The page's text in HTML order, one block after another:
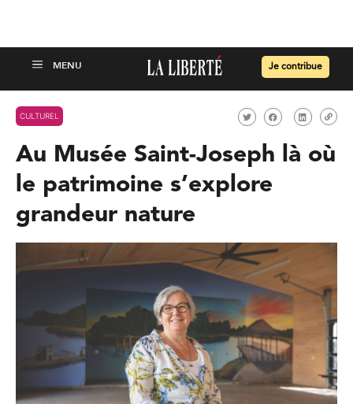
Je contribue
CULTUREL
Au Musée Saint-Joseph là où
le patrimoine s’explore
grandeur nature